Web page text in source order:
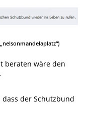
beraten wäre den
der Schutzbund